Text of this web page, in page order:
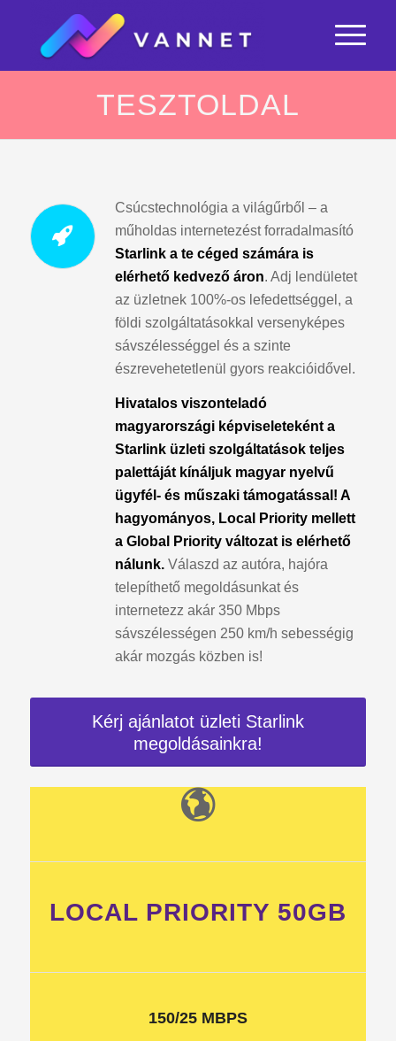
TESZTOLDAL
Csúcstechnológia a világűrből – a
műholdas internetezést forradalmasító
Starlink a te céged számára is
elérhető kedvező áron. Adj lendületet
az üzletnek 100%-os lefedettséggel, a
földi szolgáltatásokkal versenyképes
sávszélességgel és a szinte
észrevehetetlenül gyors reakcióidővel.
Hivatalos viszonteladó
magyarországi képviseleteként a
Starlink üzleti szolgáltatások teljes
palettáját kínáljuk magyar nyelvű
ügyfél- és műszaki támogatással! A
hagyományos, Local Priority mellett
a Global Priority változat is elérhető
nálunk. Válaszd az autóra, hajóra
telepíthető megoldásunkat és
internetezz akár 350 Mbps
sávszélességen 250 km/h sebességig
akár mozgás közben is!
Kérj ajánlatot üzleti Starlink
megoldásainkra!
LOCAL PRIORITY 50GB
150/25 MBPS